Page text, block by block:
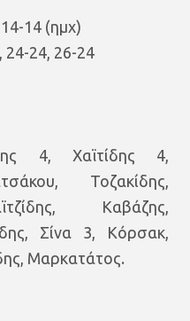
14 (ημχ)
24-24, 26-24
4, Χαϊτίδης 4,
Τοζακίδης,
Καβάζης,
Σίνα 3, Κόρσακ,
Μαρκατάτος.